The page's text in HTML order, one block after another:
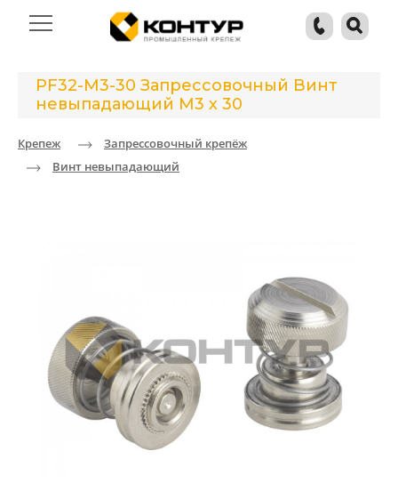
PF32-M3-30 Запрессовочный Винт
невыпадающий М3 х 30
Крепеж
Запрессовочный крепёж
Винт невыпадающий